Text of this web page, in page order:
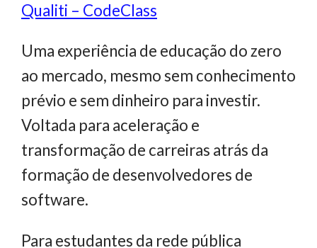
Qualiti – CodeClass
Uma experiência de educação do zero
ao mercado, mesmo sem conhecimento
prévio e sem dinheiro para investir.
Voltada para aceleração e
transformação de carreiras atrás da
formação de desenvolvedores de
software.
Para estudantes da rede pública